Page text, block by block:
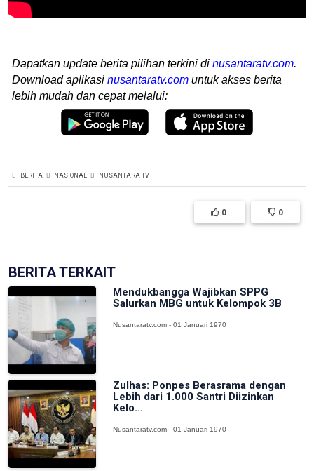
Dapatkan update berita pilihan terkini di nusantaratv.com.
Download aplikasi nusantaratv.com untuk akses berita
lebih mudah dan cepat melalui:
BERITA NASIONAL NUSANTARA TV
0 0
BERITA TERKAIT
Mendukbangga Wajibkan SPPG
Salurkan MBG untuk Kelompok 3B
Nusantaratv.com - 01 Januari 1970
Zulhas: Ponpes Berasrama dengan
Lebih dari 1.000 Santri Diizinkan
Kelo...
Nusantaratv.com - 01 Januari 1970